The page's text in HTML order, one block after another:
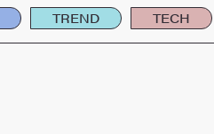
TREND TECH